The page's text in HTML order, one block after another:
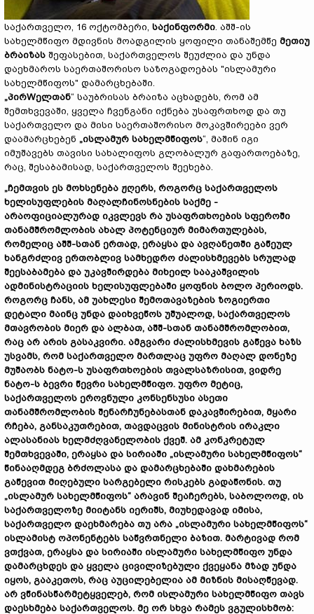
საქართველო, 16 ოქტომბერი, საქინფორმი. აშშ-ის
სახელმწიფო მდივნის მოადგილის ყოფილი თანაშემწე მეთიუ
ბრაიზას შეფასებით, საქართველოს შეუძლია და უნდა
დაეხმაროს საერთაშორისო საზოგადოებას "ისლამური
სახელმწიფოს" დამარცხებაში.
„პირWელთან“ საუბრისას ბრაიზა აცხადებს, რომ ამ
შემთხვევაში, ყველა ჩვენგანი იქნება უსაფრთხოდ და თუ
საქართველო და მისი საერთაშორისო მოკავშირეები ვერ
დაამარცხებენ „ისლამურ სახელმწიფოს“, მაშინ იგი
იმუშავებს თავისი სახალიფოს გლობალურ გაფართოებაზე,
რაც, შესაბამისად, საქართველოს შეეხება.
„ჩემთვის ეს მოხსენება ჟღერს, როგორც საქართველოს
ხელისუფლების მაღალჩინოსნების საქმე -
არაოფიციალურად იკვლევს რა უსაფრთხოების სფეროში
თანამშრომლობის ახალ პოტენციურ მიმართულებას,
რომელიც აშშ-სთან ერთად, ერაყსა და ავღანეთში გაწეულ
ხანგრძლივ ერთობლივ სამხედრო ძალისხმევებს სრულად
შეესაბამება და უკავშირდება მიხეილ სააკაშვილის
ადმინისტრაციის ხელისუფლებაში ყოფნის ბოლო პერიოდს.
როგორც ჩანს, ამ უახლესი შემოთავაზების ზოგიერთი
დეტალი მაინც უნდა დაიხვეწოს უშუალოდ, საქართველოს
მთავრობის მიერ და ალბათ, აშშ-სთან თანამშრომლობით,
რაც არ არის გასაკვირი. ამგვარი ძალისხმევის გაწევა ხაზს
უსვამს, რომ საქართველო მართლაც უფრო მაღალ დონეზე
მუშაობს ნატო-ს უსაფრთხოების თვალსაზრისით, ვიდრე
ნატო-ს ბევრი წევრი სახელმწიფო. უფრო მეტიც,
საქართველოს ეროვნული კონსენსუსი ასეთი
თანამშრომლობის შენარჩუნებასთან დაკავშირებით, მყარი
რჩება, განსაკუთრებით, თავდაცვის მინისტრის ირაკლი
ალასანიას ხელმძღვანელობის ქვეშ. ამ კონკრეტულ
შემთხვევაში, ერაყსა და სირიაში „ისლამური სახელმწიფოს“
წინააღმდეგ ბრძოლასა და დამარცხებაში დახმარების
გაწევით მიღებული სარგებელი რისკებს გადაწონის. თუ
„ისლამურ სახელმწიფოს“ არავინ შეაჩერებს, საბოლოოდ, ის
საქართველოზე მიიტანს იერიშს, მიუხედავად იმისა,
საქართველო დაეხმარება თუ არა „ისლამური სახელმწიფოს“
ისლამისტ ოპონენტებს საწვრთნელი ბაზით. მარტივად რომ
ვთქვათ, ერაყსა და სირიაში ისლამური სახელმწიფო უნდა
დამარცხდეს და ყველა ცივილიზებული ქვეყანა მზად უნდა
იყოს, გააკეთოს, რაც აუცილებელია ამ მიზნის მისაღწევად.
არ ვწინასწარმეტყველებ, რომ ისლამური სახელმწიფო თავს
დაესხმება საქართველოს. მე ორ სხვა რამეს ვგულისხმობ: